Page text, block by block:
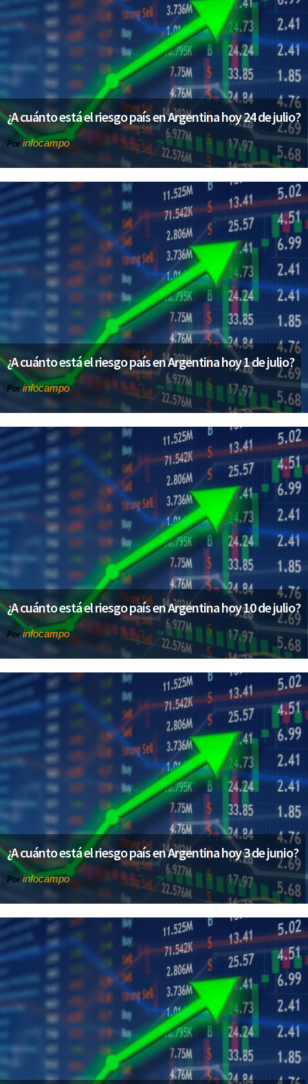
¿A cuánto está el riesgo país en Argentina hoy 24 de julio?
Por infocampo
¿A cuánto está el riesgo país en Argentina hoy 1 de julio?
Por infocampo
¿A cuánto está el riesgo país en Argentina hoy 10 de julio?
Por infocampo
¿A cuánto está el riesgo país en Argentina hoy 3 de junio?
Por infocampo